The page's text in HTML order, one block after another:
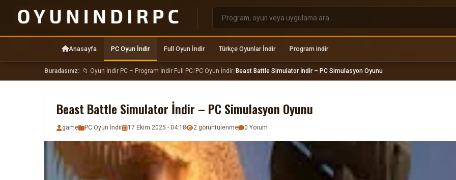
Anasayfa PC Oyun İndir Full Oyun İndir Türkçe Oyunlar İndir Program indir
Buradasınız: 📁 Oyun İndir PC – Program İndir Full PC/PC Oyun İndir/Beast Battle Simulator İndir – PC Simulasyon Oyunu
Beast Battle Simulator İndir – PC Simulasyon Oyunu
game PC Oyun İndir 17 Ekim 2025 - 04:18 2 görüntülenme 0 Yorum